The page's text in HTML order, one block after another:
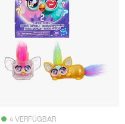
4 VERFÜGBAR